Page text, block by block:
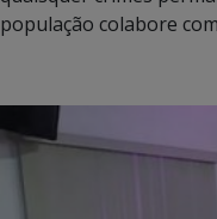
população colabore